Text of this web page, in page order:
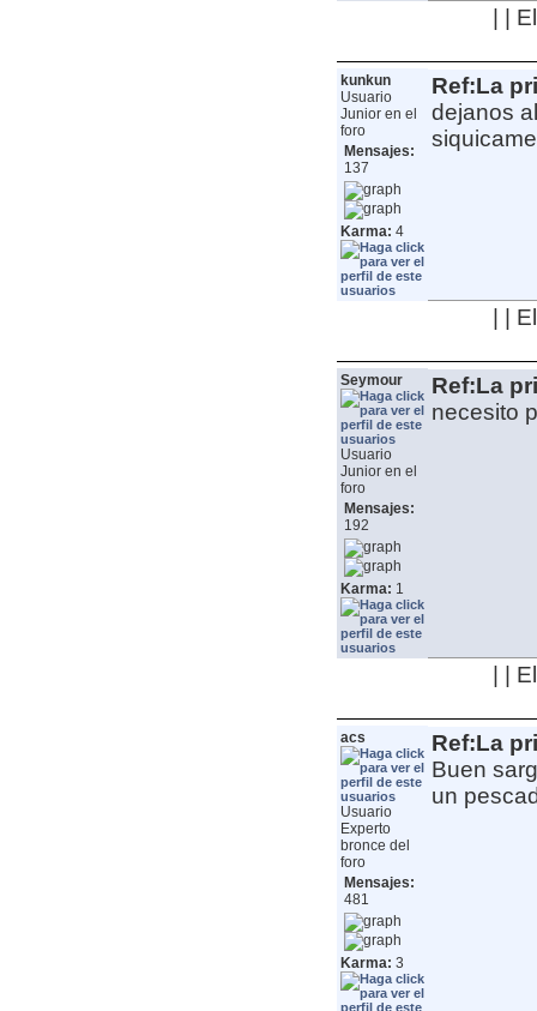
| |
kunkun
Usuario
Junior en el
foro
Mensajes:
137
Karma: 4
Ref:La
dejanos
| |
Seymour
Usuario
Junior en el
foro
Mensajes:
192
Karma: 1
Ref:La
necesito
| |
acs
Usuario
Experto
bronce del
foro
Mensajes:
481
Karma: 3
Ref:La
Buen
un